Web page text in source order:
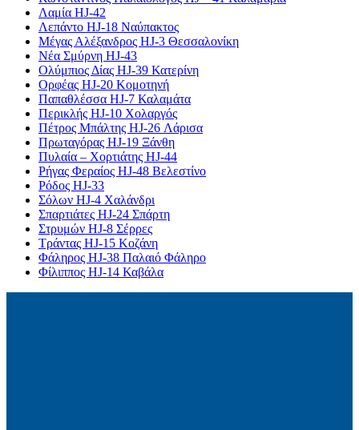
Λαμία HJ-42
Λεπάντο HJ-18 Ναύπακτος
Μέγας Αλέξανδρος HJ-3 Θεσσαλονίκη
Νέα Σμύρνη HJ-43
Ολύμπιος Δίας HJ-39 Κατερίνη
Ορφέας HJ-20 Κομοτηνή
Παπαθλέσσα HJ-7 Καλαμάτα
Περικλής HJ-10 Χολαργός
Πέτρος Μπάλτης HJ-26 Λάρισα
Πρωταγόρας HJ-19 Ξάνθη
Πυλαία – Χορτιάτης HJ-44
Ρήγας Φεραίος HJ-48 Βελεστίνο
Ρόδος HJ-33
Σόλων HJ-4 Χαλάνδρι
Σπαρτιάτες HJ-24 Σπάρτη
Στρυμών HJ-8 Σέρρες
Τράντας HJ-15 Κοζάνη
Φάληρος HJ-38 Παλαιό Φάληρο
Φίλιππος HJ-14 Καβάλα